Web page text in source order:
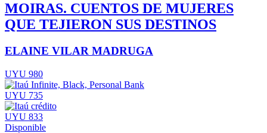
MOIRAS. CUENTOS DE MUJERES
QUE TEJIERON SUS DESTINOS
ELAINE VILAR MADRUGA
UYU 980
UYU 735
UYU 833
Disponible